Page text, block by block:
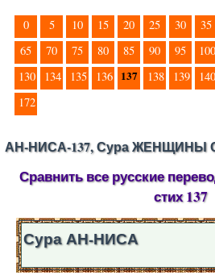
0 5 10 15 20 25 30 35
65
70 75 80 85 90 95 100
130
134 135 136 137 138 139 140
172
АН-НИСА-137, Сура ЖЕНЩИНЫ
Сравнить все русские
стих 137
Сура АН-НИСА